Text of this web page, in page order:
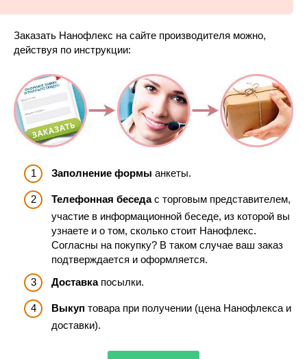
Заказать Нанофлекс на сайте производителя можно,
действуя по инструкции:
Заполнение формы анкеты.
Телефонная беседас торговым представителем,
участие в информационной беседе, из которой вы
узнаете и о том, сколько стоит Нанофлекс.
Согласны на покупку? В таком случае ваш заказ
подтверждается и оформляется.
Доставкапосылки.
Выкуп товара при получении (цена Нанофлекса и
доставки).